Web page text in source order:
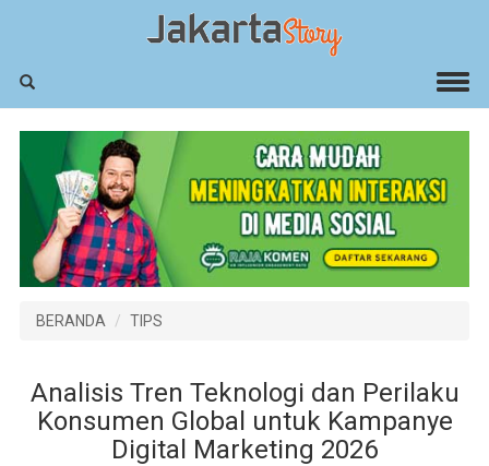
BERANDA TIPS
Analisis Tren Teknologi dan Perilaku
Konsumen Global untuk Kampanye
Digital Marketing 2026